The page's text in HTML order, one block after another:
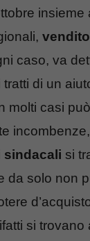
insieme
caso, va
di un
molti casi
sindacali si
da solo non
si trovano